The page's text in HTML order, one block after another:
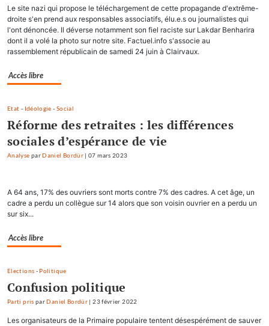
Le site nazi qui propose le téléchargement de cette propagande d'extrême-
droite s'en prend aux responsables associatifs, élu.e.s ou journalistes qui
l'ont dénoncée. Il déverse notamment son fiel raciste sur Lakdar Benharira
dont il a volé la photo sur notre site. Factuel.info s'associe au
rassemblement républicain de samedi 24 juin à Clairvaux.
Accès libre
Etat - Idéologie - Social
Réforme des retraites : les différences
sociales d’espérance de vie
Analyse par Daniel Bordür |07 mars 2023
A 64 ans, 17% des ouvriers sont morts contre 7% des cadres. A cet âge, un
cadre a perdu un collègue sur 14 alors que son voisin ouvrier en a perdu un
sur six...
Accès libre
Elections - Politique
Confusion politique
Parti pris par Daniel Bordür |23 février 2022
Les organisateurs de la Primaire populaire tentent désespérément de sauver